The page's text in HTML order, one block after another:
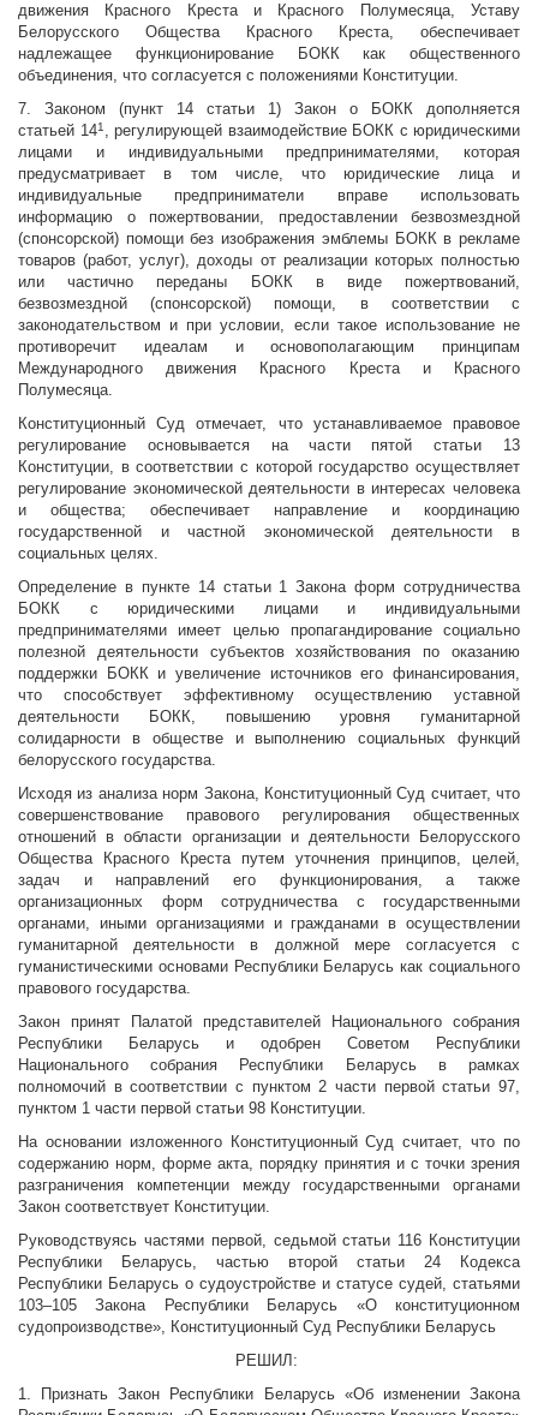
движения Красного Креста и Красного Полумесяца, Уставу
Белорусского Общества Красного Креста, обеспечивает
надлежащее функционирование БОКК как общественного
объединения, что согласуется с положениями Конституции.
7. Законом (пункт 14 статьи 1) Закон о БОКК дополняется
статьей 141 , регулирующей взаимодействие БОКК с юридическими
лицами и индивидуальными предпринимателями, которая
предусматривает в том числе, что юридические лица и
индивидуальные предприниматели вправе использовать
информацию о пожертвовании, предоставлении безвозмездной
(спонсорской) помощи без изображения эмблемы БОКК в рекламе
товаров (работ, услуг), доходы от реализации которых полностью
или частично переданы БОКК в виде пожертвований,
безвозмездной (спонсорской) помощи, в соответствии с
законодательством и при условии, если такое использование не
противоречит идеалам и основополагающим принципам
Международного движения Красного Креста и Красного
Полумесяца.
Конституционный Суд отмечает, что устанавливаемое правовое
регулирование основывается на части пятой статьи 13
Конституции, в соответствии с которой государство осуществляет
регулирование экономической деятельности в интересах человека
и общества; обеспечивает направление и координацию
государственной и частной экономической деятельности в
социальных целях.
Определение в пункте 14 статьи 1 Закона форм сотрудничества
БОКК с юридическими лицами и индивидуальными
предпринимателями имеет целью пропагандирование социально
полезной деятельности субъектов хозяйствования по оказанию
поддержки БОКК и увеличение источников его финансирования,
что способствует эффективному осуществлению уставной
деятельности БОКК, повышению уровня гуманитарной
солидарности в обществе и выполнению социальных функций
белорусского государства.
Исходя из анализа норм Закона, Конституционный Суд считает, что
совершенствование правового регулирования общественных
отношений в области организации и деятельности Белорусского
Общества Красного Креста путем уточнения принципов, целей,
задач и направлений его функционирования, а также
организационных форм сотрудничества с государственными
органами, иными организациями и гражданами в осуществлении
гуманитарной деятельности в должной мере согласуется с
гуманистическими основами Республики Беларусь как социального
правового государства.
Закон принят Палатой представителей Национального собрания
Республики Беларусь и одобрен Советом Республики
Национального собрания Республики Беларусь в рамках
полномочий в соответствии с пунктом 2 части первой статьи 97,
пунктом 1 части первой статьи 98 Конституции.
На основании изложенного Конституционный Суд считает, что по
содержанию норм, форме акта, порядку принятия и с точки зрения
разграничения компетенции между государственными органами
Закон соответствует Конституции.
Руководствуясь частями первой, седьмой статьи 116 Конституции
Республики Беларусь, частью второй статьи 24 Кодекса
Республики Беларусь о судоустройстве и статусе судей, статьями
103–105 Закона Республики Беларусь «О конституционном
судопроизводстве», Конституционный Суд Республики Беларусь
РЕШИЛ:
1. Признать Закон Республики Беларусь «Об изменении Закона